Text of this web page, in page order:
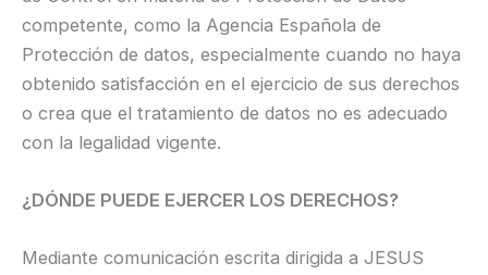
competente, como la Agencia Española de
Protección de datos, especialmente cuando no haya
obtenido satisfacción en el ejercicio de sus derechos
o crea que el tratamiento de datos no es adecuado
con la legalidad vigente.
¿DÓNDE PUEDE EJERCER LOS DERECHOS?
Mediante comunicación escrita dirigida a JESUS